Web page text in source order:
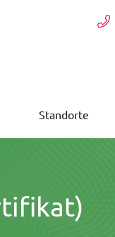
Standorte